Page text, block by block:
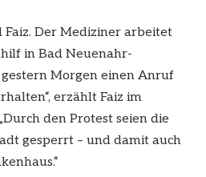
Der Mediziner arbeitet
in Bad Neuenahr-
Morgen einen Anruf
erzählt Faiz im
den Protest seien die
gesperrt – und damit auch